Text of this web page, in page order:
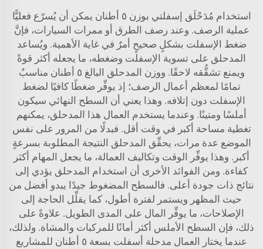
استخدام مُدَحْلَق إسفلتي بوزن ٥ أطنان يمكن أن يُسرّع فعليًّا
عملية الرصف. وعند رصف الطرق أو ممرات السيارات، فإنَّ
ضغط الإسفلت بشكلٍ صحيحٍ أمرٌ في غاية الأهمية. ويُساعد
المدحلق على تسوية الإسفلت وضغطه، ما يجعله أكثر قوةً
ويمنع تشقُّقه لاحقًا. ووزن المدحلق البالغ ٥ أطنان مناسبٌ
تمامًا لمعظم أعمال الرصف؛ إذ يوفِّر ضغطًا كافيًا لضغط
الإسفلت دون إتلافه. وهذا يعني أن السطح النهائي سيكون
أملسًا ومتينًا. وعندما يستخدم العمال هذا المدحلق، يمكنهم
تغطية مساحة أكبر في وقت أقل. فبدلًا من المرور على نفس
الموضع عدة مرات، يحقِّق المدحلق النتيجة المطلوبة بسرعةٍ
أكبر. وهذا يوفِّر الوقت وتكاليف العمالة، ما يجعل المهام أكثر
كفاءة. ومن الفوائد الأخرى أن استخدام المدحلق يؤدي إلى
نتائج ذات جودة أعلى. فالسطح المضغوط جيدًا يبدو أفضل من
حيث المظهر ويستمر لفترة أطول، كما يقلِّل الحاجة إلى
الإصلاحات، ما يوفِّر المال على المدى الطويل. علاوةً على
ذلك، فإن السطح الأملس أكثر أمانًا للمركبات والمشاة. ولذلك،
عندما يختار العمال مدحلة أسفلت بسعة ٥ أطنان
للمشاريع